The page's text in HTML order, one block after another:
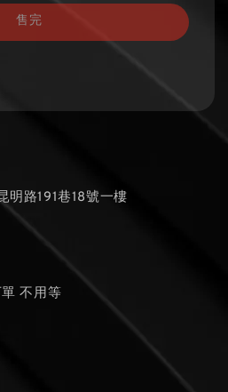
售完
明路191巷18號一樓
不用等